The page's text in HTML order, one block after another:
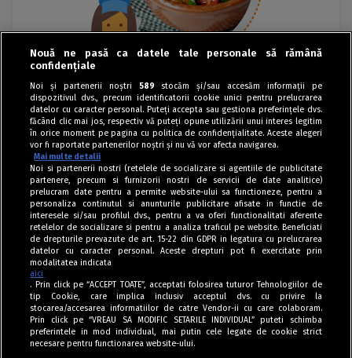
Tag index
Nouă ne pasă ca datele tale personale să rămână
confidențiale
Noi și partenerii noștri 589 stocăm și/sau accesăm informații pe
dispozitivul dvs., precum identificatorii cookie unici pentru prelucrarea
datelor cu caracter personal. Puteți accepta sau gestiona preferințele dvs.
făcând clic mai jos, respectiv vă puteți opune utilizării unui interes legitim
în orice moment pe pagina cu politica de confidențialitate. Aceste alegeri
vor fi raportate partenerilor noștri și nu vă vor afecta navigarea.
Mai multe detalii
Noi si partenerii nostri (retelele de socializare si agentiile de publicitate
partenere, precum si furnizorii nostri de servicii de date analitice)
prelucram date pentru a permite website-ului sa functioneze, pentru a
personaliza continutul si anunturile publicitare afisate in functie de
interesele si/sau profilul dvs., pentru a va oferi functionalitati aferente
retelelor de socializare si pentru a analiza traficul pe website. Beneficiati
de drepturile prevazute de art. 15-22 din GDPR in legatura cu prelucrarea
datelor cu caracter personal. Aceste drepturi pot fi exercitate prin
modalitatea indicata
aici
. Prin click pe “ACCEPT TOATE”, acceptati folosirea tuturor Tehnologiilor de
tip Cookie, care implica inclusiv acceptul dvs. cu privire la
stocarea/accesarea informatiilor de catre Vendor-ii cu care colaboram.
Prin click pe “VREAU SA MODIFIC SETARILE INDIVIDUAL” puteti schimba
preferintele in mod individual, mai putin cele legate de cookie strict
necesare pentru functionarea website-ului.